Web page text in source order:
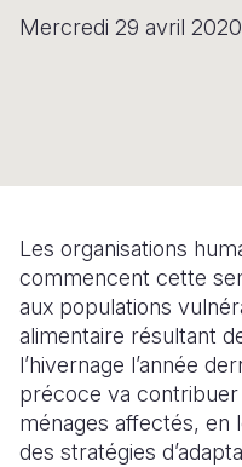
Mercredi 29 avril
Les organisations
commencent cette
aux populations
alimentaire résultant
l’hivernage l’année
précoce va
ménages affectés, en
des stratégies